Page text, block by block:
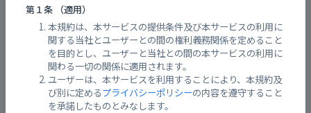
第１条 （適用）
本規約は、本サービスの提供条件及び本サービスの利用に
関する当社とユーザーとの間の権利義務関係を定めること
を目的とし、ユーザーと当社との間の本サービスの利用に
関わる一切の関係に適用されます。
ユーザーは、本サービスを利用することにより、本規約及
び別に定めるプライバシーポリシーの内容を遵守すること
を承諾したものとみなします。